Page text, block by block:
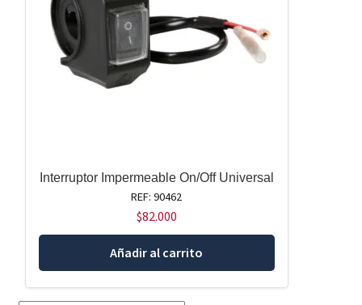
Interruptor Impermeable On/Off Universal
REF: 90462
$82.000
Añadir al carrito